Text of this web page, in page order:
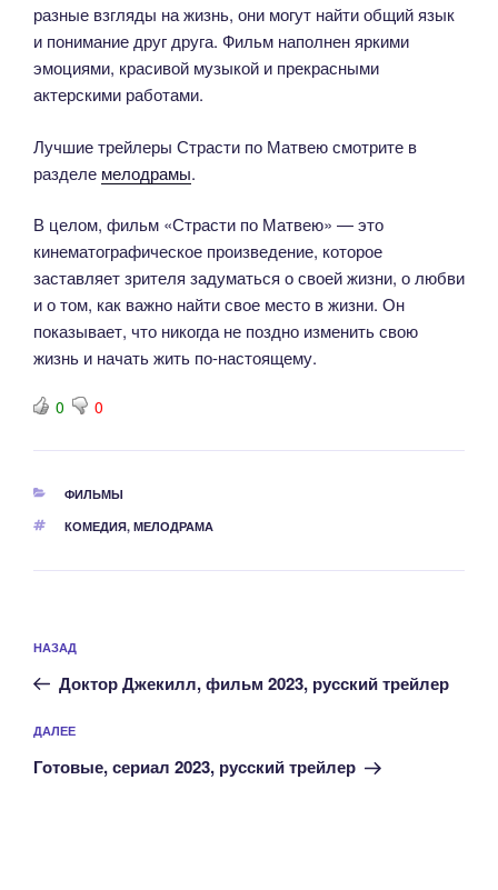
разные взгляды на жизнь, они могут найти общий язык
и понимание друг друга. Фильм наполнен яркими
эмоциями, красивой музыкой и прекрасными
актерскими работами.
Лучшие трейлеры Страсти по Матвею смотрите в
разделе мелодрамы.
В целом, фильм «Страсти по Матвею» — это
кинематографическое произведение, которое
заставляет зрителя задуматься о своей жизни, о любви
и о том, как важно найти свое место в жизни. Он
показывает, что никогда не поздно изменить свою
жизнь и начать жить по-настоящему.
0 0
РУБРИКИ
ФИЛЬМЫ
МЕТКИ
КОМЕДИЯ, МЕЛОДРАМА
по
записям
Предыдущая
запись:
НАЗАД
Доктор Джекилл, фильм 2023, русский трейлер
Следующая
запись
ДАЛЕЕ
Готовые, сериал 2023, русский трейлер